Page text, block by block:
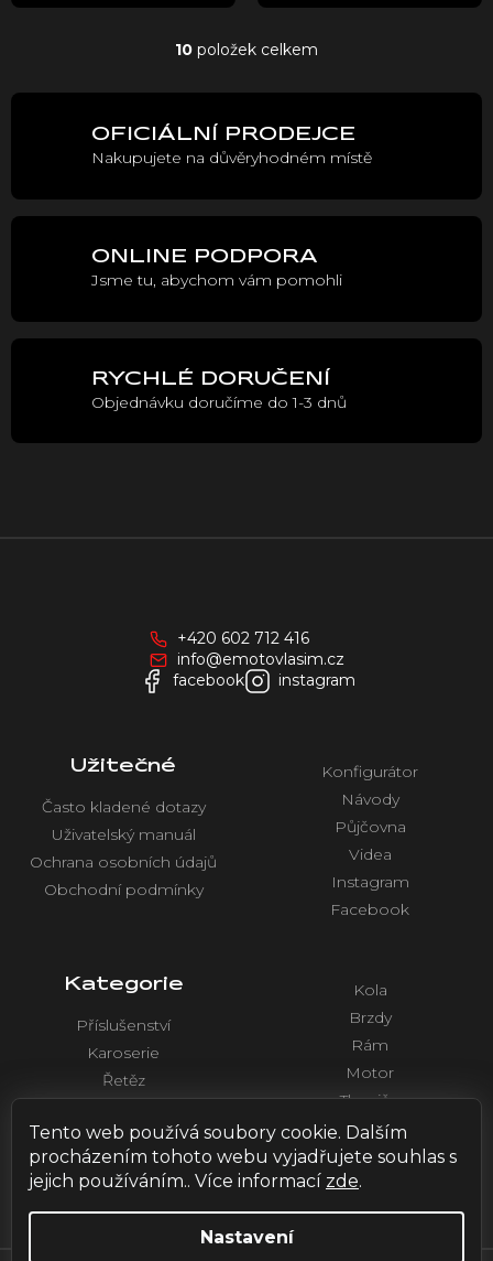
Tento web používá soubory cookie. Dalším
procházením tohoto webu vyjadřujete souhlas s
jejich používáním.. Více informací zde.
Nastavení
O
d
a
í
r
v
k
p
s
10 položek celkem
OFICIÁLNÍ PRODEJCE
Nakupujete na důvěryhodném místě
ONLINE PODPORA
Jsme tu, abychom vám pomohli
RYCHLÉ DORUČENÍ
Objednávku doručíme do 1-3 dnů
+420 602 712 416
info@emotovlasim.cz
facebook
instagram
Užitečné
Často kladené dotazy
Uživatelský manuál
Ochrana osobních údajů
Obchodní podmínky
Konfigurátor
Návody
Půjčovna
Videa
Instagram
Facebook
Kategorie
Příslušenství
Karoserie
Řetěz
Elektronika
Kola
Brzdy
Rám
Motor
Tlumiče
Řídítka a ovládaní